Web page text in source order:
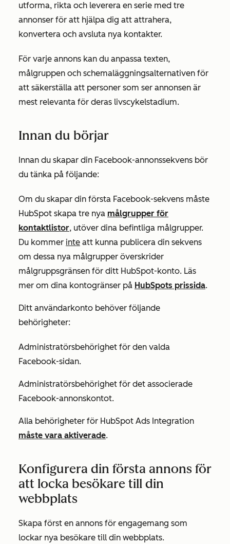
utforma, rikta och leverera en serie med tre
annonser för att hjälpa dig att attrahera,
konvertera och avsluta nya kontakter.
För varje annons kan du anpassa texten,
målgruppen och schemaläggningsalternativen för
att säkerställa att personer som ser annonsen är
mest relevanta för deras livscykelstadium.
Innan du börjar
Innan du skapar din Facebook-annonssekvens bör
du tänka på följande:
Om du skapar din första Facebook-sekvens måste
HubSpot skapa tre nya målgrupper för
kontaktlistor, utöver dina befintliga målgrupper.
Du kommer inte att kunna publicera din sekvens
om dessa nya målgrupper överskrider
målgruppsgränsen för ditt HubSpot-konto. Läs
mer om dina kontogränser på HubSpots prissida.
Ditt användarkonto behöver följande
behörigheter:
Administratörsbehörighet för den valda
Facebook-sidan.
Administratörsbehörighet för det associerade
Facebook-annonskontot.
Alla behörigheter för HubSpot Ads Integration
måste vara aktiverade.
Konfigurera din första annons för
att locka besökare till din
webbplats
Skapa först en annons för engagemang som
lockar nya besökare till din webbplats.